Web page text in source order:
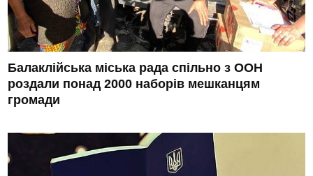
Балаклійська міська рада спільно з ООН
роздали понад 2000 наборів мешканцям
громади